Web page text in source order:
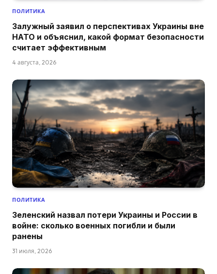
ПОЛИТИКА
Залужный заявил о перспективах Украины вне
НАТО и объяснил, какой формат безопасности
считает эффективным
4 августа, 2026
ПОЛИТИКА
Зеленский назвал потери Украины и России в
войне: сколько военных погибли и были
ранены
31 июля, 2026